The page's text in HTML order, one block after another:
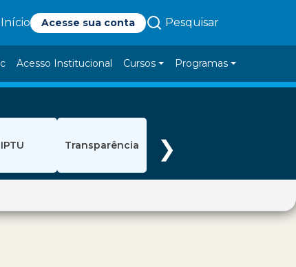
Início Acesse sua conta Pesquisar
Acesso Institucional Cursos Programas
IPTU Transparência ❯